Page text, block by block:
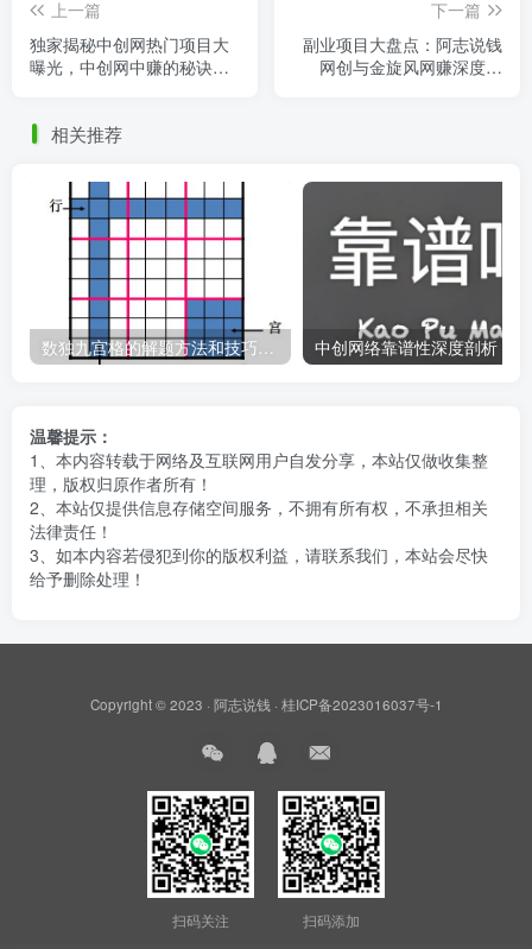
上一篇
独家揭秘中创网热门项目大
曝光，中创网中赚的秘诀一
下一篇
副业项目大盘点：阿志说钱
网创与金旋风网赚深度对
相关推荐
数独九宫格的解题方法和技巧（数独9×9九宫格的口诀）
温馨提示：
1、本内容转载于网络及互联网用户自发分享，本站仅做收集整
理，版权归原作者所有！
2、本站仅提供信息存储空间服务，不拥有所有权，不承担相关
法律责任！
3、如本内容若侵犯到你的版权利益，请联系我们，本站会尽快
给予删除处理！
Copyright © 2023 · 阿志说钱· 桂ICP备2023016037号-1
扫码关注 扫码添加